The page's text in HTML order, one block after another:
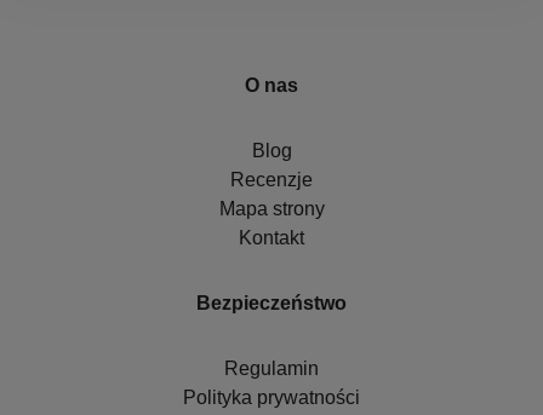
O nas
Blog
Recenzje
Mapa strony
Kontakt
Bezpieczeństwo
Regulamin
Polityka prywatności